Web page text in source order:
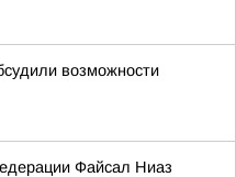
возможности
Файсал Ниаз